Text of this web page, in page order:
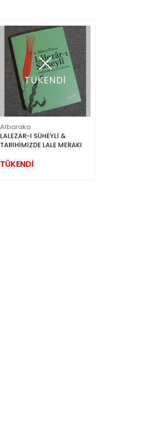
TÜKENDİ
Albaraka
LALEZAR-I SÜHEYLİ &
TARİHİMİZDE LALE MERAKI
TÜKENDİ